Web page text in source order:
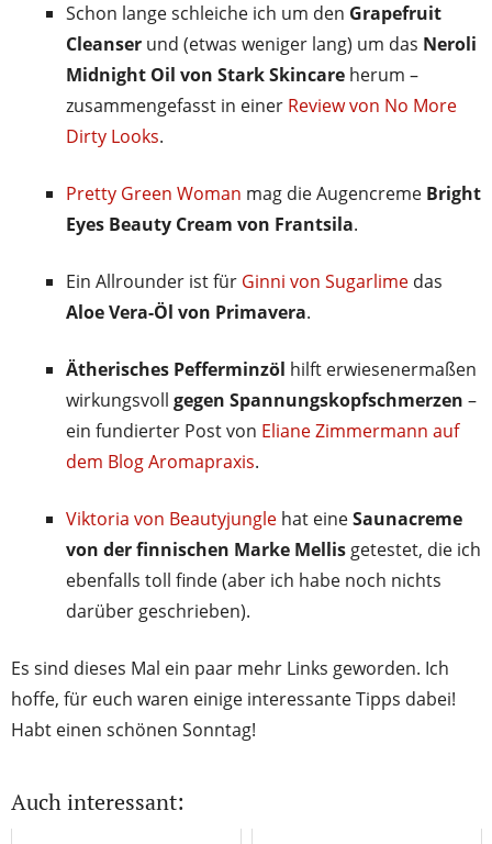
Schon lange schleiche ich um den Grapefruit
Cleanser und (etwas weniger lang) um das Neroli
Midnight Oil von Stark Skincare herum –
zusammengefasst in einer Review von No More
Dirty Looks.
Pretty Green Woman mag die Augencreme Bright
Eyes Beauty Cream von Frantsila.
Ein Allrounder ist für Ginni von Sugarlime das
Aloe Vera-Öl von Primavera.
Ätherisches Pefferminzöl hilft erwiesenermaßen
wirkungsvoll gegen Spannungskopfschmerzen –
ein fundierter Post von Eliane Zimmermann auf
dem Blog Aromapraxis.
Viktoria von Beautyjungle hat eineSaunacreme
von der finnischen Marke Mellis getestet, die ich
ebenfalls toll finde (aber ich habe noch nichts
darüber geschrieben).
Es sind dieses Mal ein paar mehr Links geworden. Ich
hoffe, für euch waren einige interessante Tipps dabei!
Habt einen schönen Sonntag!
Auch interessant: